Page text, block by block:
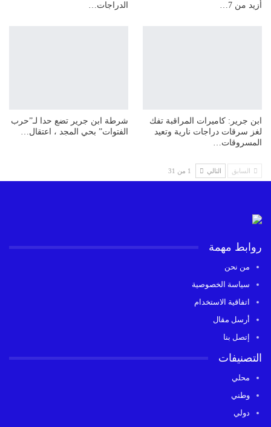
أزيد من 7…
الدراجات…
ابن جرير: كاميرات المراقبة تفك
لغز سرقات دراجات نارية وتعيد
المسروقات…
شرطة ابن جرير تضع حدا لـ”حرب
الفتوات” بحي المجد ، اعتقال…
السابق التالي 1 من 31
روابط مهمة
من نحن
سياسة الخصوصية
اتفاقية الاستخدام
أرسل مقال
إتصل بنا
التصنيفات
محلي
وطني
دولي